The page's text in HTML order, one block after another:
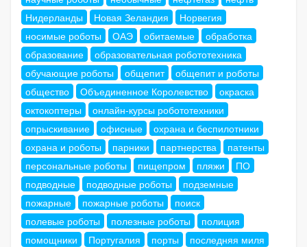
Нидерланды
Новая Зеландия
Норвегия
носимые роботы
ОАЭ обитаемые
обработка
образование
образовательная робототехника
обучающие роботы
общепит
общепит и роботы
общество
Объединенное Королевство
окраска
октокоптеры
онлайн-курсы робототехники
опрыскивание
офисные
охрана и беспилотники
охрана и роботы
парники партнерства
патенты
персональные роботы
пищепром пляжи
ПО
подводные
подводные роботы
подземные
пожарные
пожарные роботы
поиск
полевые роботы
полезные роботы
полиция
помощники
Португалия порты
последняя миля